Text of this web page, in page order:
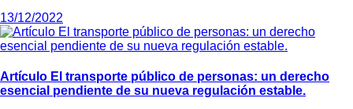
13/12/2022
Artículo El transporte público de personas: un derecho
esencial pendiente de su nueva regulación estable.